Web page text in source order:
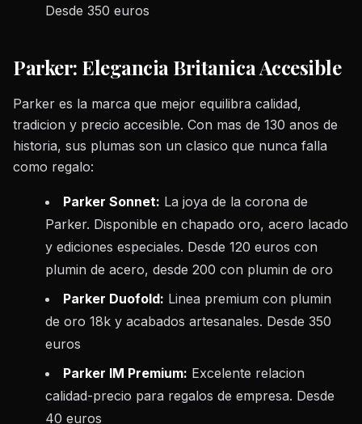
Desde 350 euros
Parker: Elegancia Britanica Accesible
Parker es la marca que mejor equilibra calidad,
tradicion y precio accesible. Con mas de 130 anos de
historia, sus plumas son un clasico que nunca falla
como regalo:
Parker Sonnet: La joya de la corona de
Parker. Disponible en chapado oro, acero lacado
y ediciones especiales. Desde 120 euros con
plumin de acero, desde 200 con plumin de oro
Parker Duofold: Linea premium con plumin
de oro 18k y acabados artesanales. Desde 350
euros
Parker IM Premium: Excelente relacion
calidad-precio para regalos de empresa. Desde
40 euros